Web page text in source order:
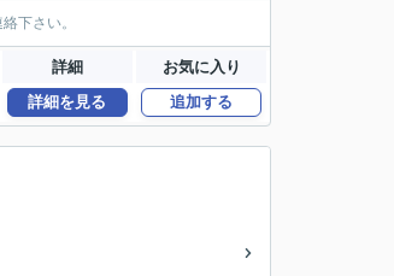
下さい。
詳細 お気に入り
詳細を見る 追加する